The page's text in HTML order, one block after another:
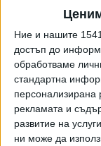
Ние и нашите 1541
достъп до
обработваме
стандартна
рекламата и
развитие на услуги.
ни може да
Радев използва
това внесе
става пореден
и "Дондуков" 2.
Днес в
поправи
служители да се
за друг кръг от